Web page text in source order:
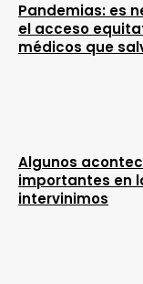
Pandemias: es
el acceso
médicos que
Algunos
importantes en
intervinimos